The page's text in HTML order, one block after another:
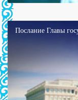
Послание Главы